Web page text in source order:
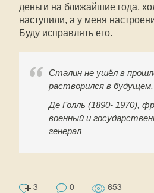
деньги на ближайшие года,
наступили, а у меня
Буду исправлять его.
Сталин не ушёл в
растворился в будущем.
Де Голль (1890- 1970),
военный и
генерал
3 0 653